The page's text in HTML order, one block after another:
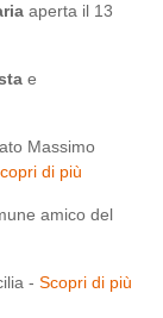
aperta il 13
e
Massimo
di più
amico del
- Scopri di più